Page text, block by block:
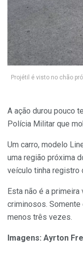
Projétil é visto no chão
A ação durou pouco
Polícia Militar que
Um carro, modelo
uma região próxima
veículo tinha registro
Esta não é a
criminosos. Somente
menos três vezes.
Imagens: Ayrton